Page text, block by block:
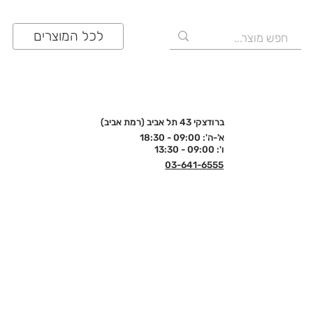
לכל המוצרים
ברודצקי 43 תל אביב (רמת אביב)
א'-ה': 09:00 - 18:30
ו': 09:00 - 13:30
03-641-6555